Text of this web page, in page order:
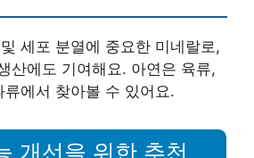
세포 분열에 중요한 미네랄로,
산에도 기여해요. 아연은 육류,
에서 찾아볼 수 있어요.
개선을 위한 추천